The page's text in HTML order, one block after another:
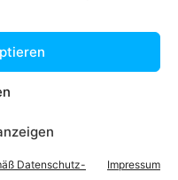
Datenschutz-
Impressum
Twitter